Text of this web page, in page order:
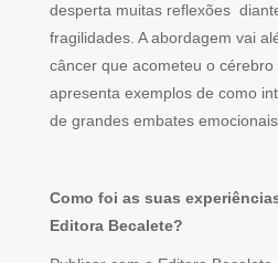
desperta muitas reflexões
fragilidades. A abordagem vai
câncer que acometeu o
apresenta exemplos de como
de grandes embates emocionais.
Como foi as suas
Editora Becalete?